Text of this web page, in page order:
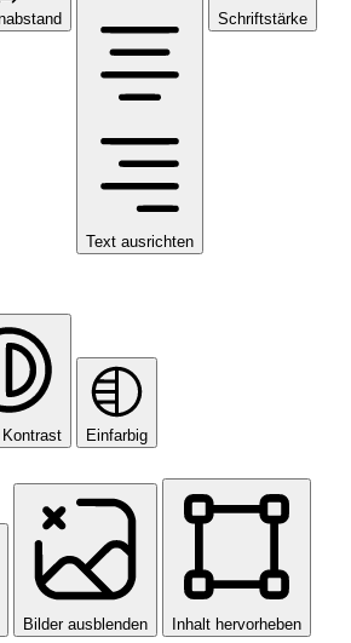
Text ausrichten
Schriftstärke
Kontrast Einfarbig
Bilder ausblenden Inhalt hervorheben